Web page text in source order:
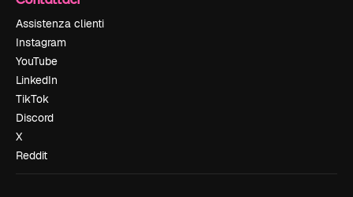
Assistenza clienti
Instagram
YouTube
LinkedIn
TikTok
Discord
X
Reddit